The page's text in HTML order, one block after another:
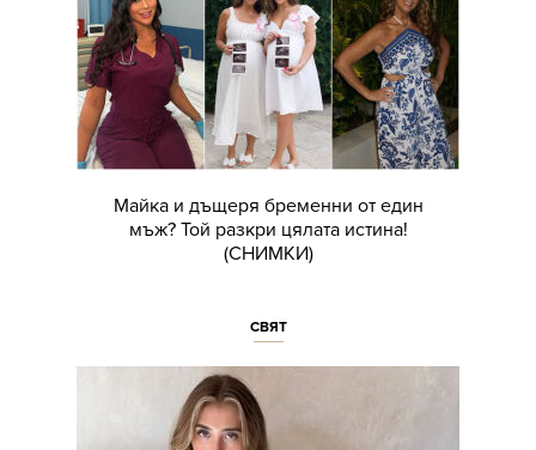
Майка и дъщеря бременни от един
мъж? Той разкри цялата истина!
(СНИМКИ)
СВЯТ